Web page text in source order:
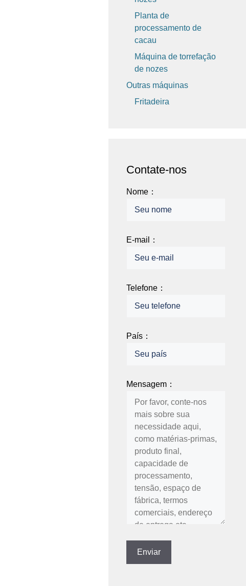
Planta de
processamento de
cacau
Máquina de torrefação
de nozes
Outras máquinas
Fritadeira
Contate-nos
Nome：
E-mail：
Telefone：
País：
Mensagem：